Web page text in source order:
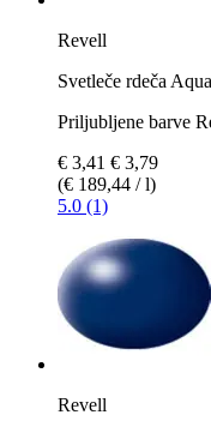
Revell
Svetleče rdeča
Priljubljene barve
€ 3,41 € 3,79
(€ 189,44 / l)
5.0 (1)
Revell